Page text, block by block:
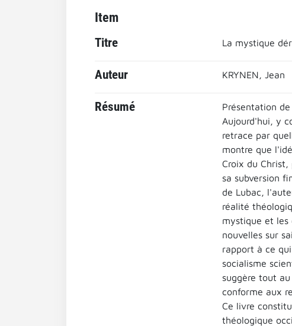
Item
Titre La mystique
Auteur KRYNEN, Jean
Résumé
Présentation
Aujourd'hui, y
retrace par
montre que
Croix du
sa subversion
de Lubac,
réalité
mystique et les
nouvelles sur
rapport à ce
socialisme
suggère tout
conforme aux
Ce livre
théologique